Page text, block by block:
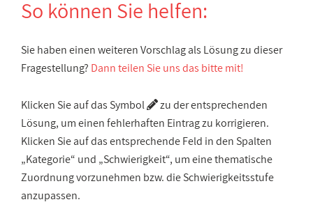
So können Sie helfen:
Sie haben einen weiteren Vorschlag als Lösung zu dieser
Fragestellung? Dann teilen Sie uns das bitte mit!
Klicken Sie auf das Symbol
zu der entsprechenden
Lösung, um einen fehlerhaften Eintrag zu korrigieren.
Klicken Sie auf das entsprechende Feld in den Spalten
„Kategorie“ und „Schwierigkeit“, um eine thematische
Zuordnung vorzunehmen bzw. die Schwierigkeitsstufe
anzupassen.